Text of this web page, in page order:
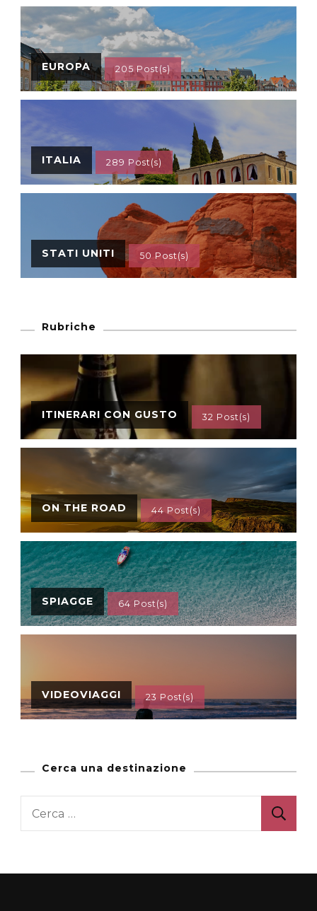
EUROPA 205 Post(s)
ITALIA 289 Post(s)
STATI UNITI 50 Post(s)
Rubriche
ITINERARI CON GUSTO 32 Post(s)
ON THE ROAD 44 Post(s)
SPIAGGE 64 Post(s)
VIDEOVIAGGI 23 Post(s)
Cerca una destinazione